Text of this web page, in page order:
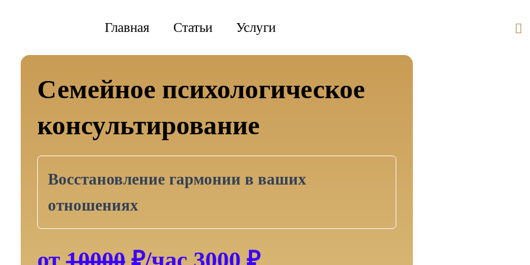
Главная Статьи Услуги
Семейное психологическое
консультирование
Восстановление гармонии в ваших
отношениях